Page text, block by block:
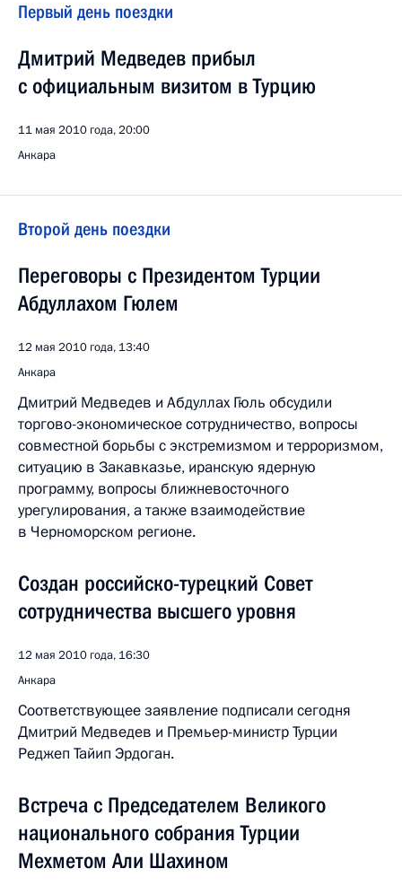
Первый день поездки
Дмитрий Медведев прибыл
с официальным визитом в Турцию
11 мая 2010 года, 20:00
Анкара
Второй день поездки
Переговоры с Президентом Турции
Абдуллахом Гюлем
12 мая 2010 года, 13:40
Анкара
Дмитрий Медведев и Абдуллах Гюль обсудили
торгово-экономическое сотрудничество, вопросы
совместной борьбы с экстремизмом и терроризмом,
ситуацию в Закавказье, иранскую ядерную
программу, вопросы ближневосточного
урегулирования, а также взаимодействие
в Черноморском регионе.
Создан российско-турецкий Совет
сотрудничества высшего уровня
12 мая 2010 года, 16:30
Анкара
Соответствующее заявление подписали сегодня
Дмитрий Медведев и Премьер-министр Турции
Реджеп Тайип Эрдоган.
Встреча с Председателем Великого
национального собрания Турции
Мехметом Али Шахином